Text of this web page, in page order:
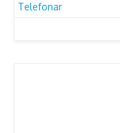
Telefonar